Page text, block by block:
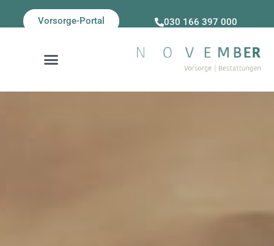
Vorsorge-Portal 030 166 397 000